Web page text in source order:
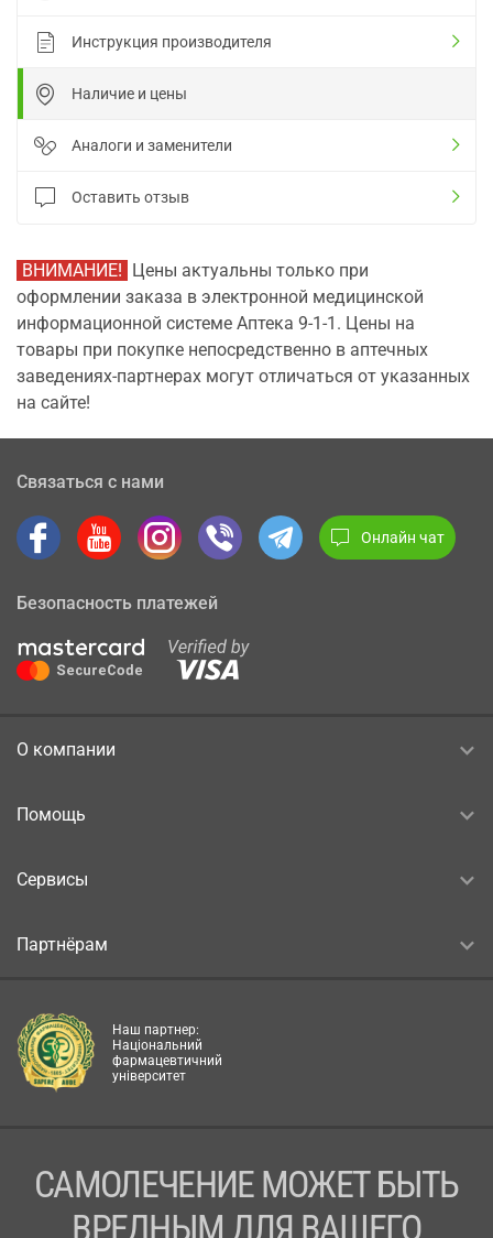
Инструкция производителя
Наличие и цены
Аналоги и заменители
Оставить отзыв
ВНИМАНИЕ! Цены актуальны только при
оформлении заказа в электронной медицинской
информационной системе Аптека 9-1-1. Цены на
товары при покупке непосредственно в аптечных
заведениях-партнерах могут отличаться от указанных
на сайте!
Связаться с нами
Онлайн чат
Безопасность платежей
О компании
Помощь
Сервисы
Партнёрам
Наш партнер:
Національний
фармацевтичний
університет
САМОЛЕЧЕНИЕ МОЖЕТ БЫТЬ
ВРЕДНЫМ ДЛЯ ВАШЕГО